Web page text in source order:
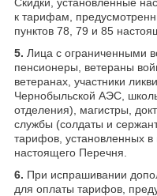
к тарифам,
пунктов 78, 79 и 85
5. Лица с ограниченными
пенсионеры, ветераны
ветеранах, участники
Чернобыльской АЭС,
отделения), магистры,
службы (солдаты и
тарифов, установленных
настоящего Перечня.
6. При испрашивании
для оплаты тарифов,